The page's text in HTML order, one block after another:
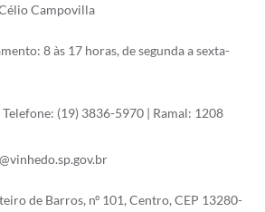
Campovilla
8 às 17 horas, de segunda a sexta-
(19) 3836-5970 | Ramal: 1208
de Barros, nº 101, Centro, CEP 13280-